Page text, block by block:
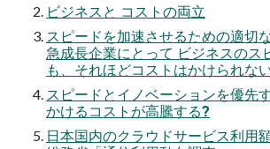
ビジネスと コストの両立
スピードを加速させるための適切
急成長企業にとって ビジネスのス
も、それほどコストはかけられない
スピードとイノベーションを優先
かけるコストが高騰する?
日本国内のクラウドサービス利用